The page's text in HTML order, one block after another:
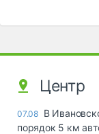
Центр
07.08 В
порядок 5 км